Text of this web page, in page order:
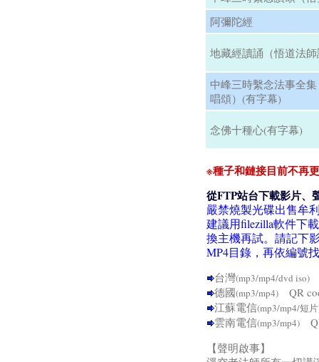
阿彌陀經
地藏經讀誦（悟道法
中峰三時繫念法事全
唱頌）(有字幕)
念佛十種心(有字幕)
※種子和鏈接目前不再
從FTP站台下載影片、
嚴禁燒製光碟出售牟
建議用filezilla軟件下
換主機再試。請記下
MP4目錄，再依編號
台灣(mp3/mp4/dvd iso)
德國(mp3/mp4) QR
江蘇電信(mp3/mp4/短
雲南電信(mp3/mp4)
【聲明啟事】